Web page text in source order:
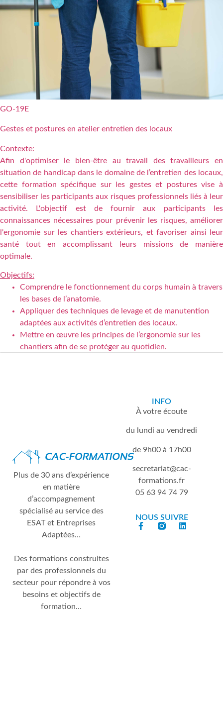
GO-19E
Gestes et postures en atelier entretien des locaux
Contexte:
Afin d'optimiser le bien-être au travail des travailleurs en
situation de handicap dans le domaine de l’entretien des locaux,
cette formation spécifique sur les gestes et postures vise à
sensibiliser les participants aux risques professionnels liés à leur
activité. L'objectif est de fournir aux participants les
connaissances nécessaires pour prévenir les risques, améliorer
l'ergonomie sur les chantiers extérieurs, et favoriser ainsi leur
santé tout en accomplissant leurs missions de manière
optimale.
Objectifs:
Comprendre le fonctionnement du corps humain à travers
les bases de l’anatomie.
Appliquer des techniques de levage et de manutention
adaptées aux activités d’entretien des locaux.
Mettre en œuvre les principes de l’ergonomie sur les
chantiers afin de se protéger au quotidien.
Plus de 30 ans d’expérience
en matière
d’accompagnement
spécialisé au service des
ESAT et Entreprises
Adaptées…
Des formations construites
par des professionnels du
secteur pour répondre à vos
besoins et objectifs de
formation…
INFO
À votre écoute
du lundi au vendredi
de 9h00 à 17h00
secretariat
cac-
formations.fr
05 63 94 74 79
NOUS SUIVRE